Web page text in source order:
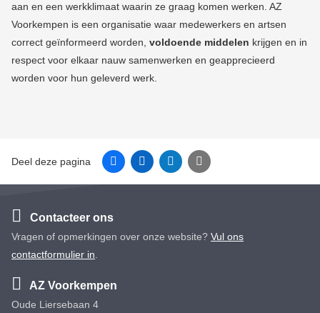
aan en een werkklimaat waarin ze graag komen werken. AZ
Voorkempen is een organisatie waar medewerkers en artsen
correct geïnformeerd worden, voldoende middelen krijgen en in
respect voor elkaar nauw samenwerken en geapprecieerd
worden voor hun geleverd werk.
Deel deze pagina FacebookLinkedinTwitter E-mail
Contacteer ons
Vragen of opmerkingen over onze website? Vul ons
contactformulier in
AZ Voorkempen
Oude Liersebaan 4